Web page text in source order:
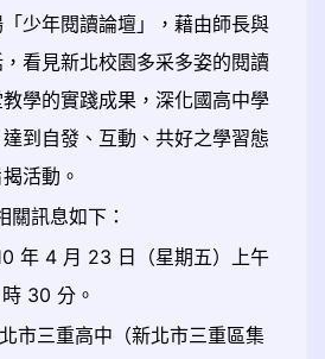
少年閱讀論壇」，藉由師長與
看見新北校園多采多姿的閱讀
學的實踐成果，深化國高中學
到自發、互動、共好之學習態
活動。
關訊息如下：
年 4 月 23 日（星期五）上午
30 分。
市三重高中（新北市三重區集